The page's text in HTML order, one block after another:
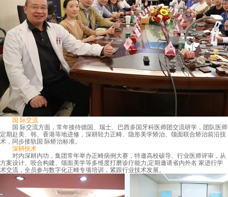
国 际交流
国 际交流方面，常年接待德国、瑞士、巴西多国牙科医师团交流研学，团队医师
定期赴美、韩、香港等地进修，深耕轻力正畸、隐形美学矫治、颌面联合矫治前沿技
术，同步接轨国 际矫治标准。
深耕技术
对内深耕内功，集团常年举办正畸病例大赛，特邀高校硕导、行业医师评审，从
方案设计、咬合构建、颌面美学等多维度打磨诊疗能力;定期邀请省内外名 家进行学
术交流，全员参与数字化正畸专项培训，紧跟行业技术发展。